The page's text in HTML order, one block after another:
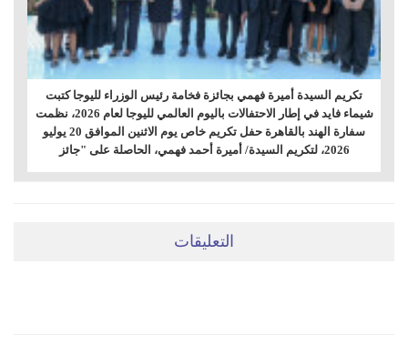
تكريم السيدة أميرة فهمي بجائزة فخامة رئيس الوزراء لليوجا كتبت
شيماء فايد في إطار الاحتفالات باليوم العالمي لليوجا لعام 2026، نظمت
سفارة الهند بالقاهرة حفل تكريم خاص يوم الاثنين الموافق 20 يوليو
2026، لتكريم السيدة/ أميرة أحمد فهمي، الحاصلة على "جائز
التعليقات